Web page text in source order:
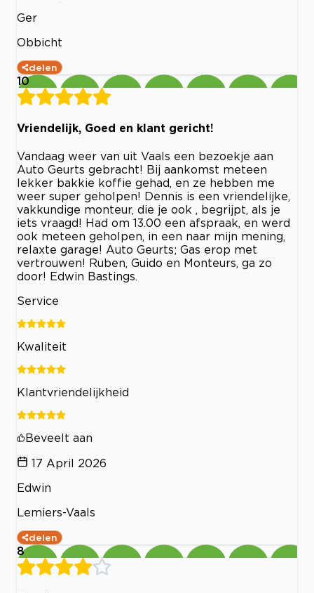
Ger
Obbicht
delen
10
Vriendelijk, Goed en klant gericht!
Vandaag weer van uit Vaals een bezoekje aan
Auto Geurts gebracht! Bij aankomst meteen
lekker bakkie koffie gehad, en ze hebben me
weer super geholpen! Dennis is een vriendelijke,
vakkundige monteur, die je ook , begrijpt, als je
iets vraagd! Had om 13.00 een afspraak, en werd
ook meteen geholpen, in een naar mijn mening,
relaxte garage! Auto Geurts; Gas erop met
vertrouwen! Ruben, Guido en Monteurs, ga zo
door! Edwin Bastings.
Service
Kwaliteit
Klantvriendelijkheid
Beveelt aan
17 April 2026
Edwin
Lemiers-Vaals
delen
8